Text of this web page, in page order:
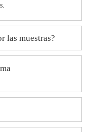
las muestras?